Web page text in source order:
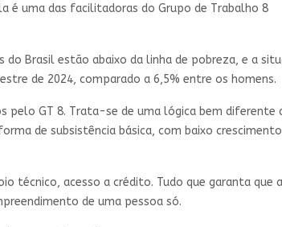
é uma das facilitadoras do Grupo de Trabalho 8
Brasil estão abaixo da linha de pobreza, e a
de 2024, comparado a 6,5% entre os homens.
pelo GT 8. Trata-se de uma lógica bem diferente
de subsistência básica, com baixo
técnico, acesso a crédito. Tudo que garanta que
de uma pessoa só.